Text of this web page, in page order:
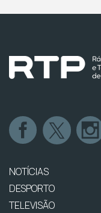
NOTÍCIAS
DESPORTO
TELEVISÃO